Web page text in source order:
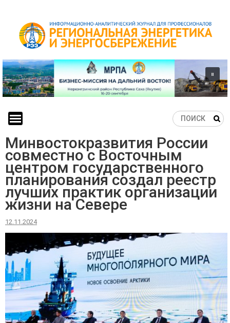
content
Минвостокразвития России
совместно с Восточным
центром государственного
планирования создал реестр
лучших практик организации
жизни на Севере
12.11.2024